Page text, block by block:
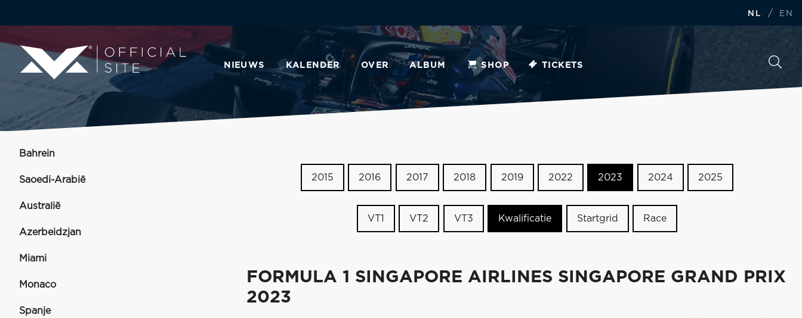
NL / EN
NIEUWS KALENDER OVER ALBUM SHOP TICKETS
Bahrein
Saoedi-Arabië
Australië
Azerbeidzjan
Miami
Monaco
Spanje
2015 2016 2017 2018 2019 2022 2023 2024 2025
VT1 VT2 VT3 Kwalificatie Startgrid Race
FORMULA 1 SINGAPORE AIRLINES SINGAPORE GRAND PRIX
2023